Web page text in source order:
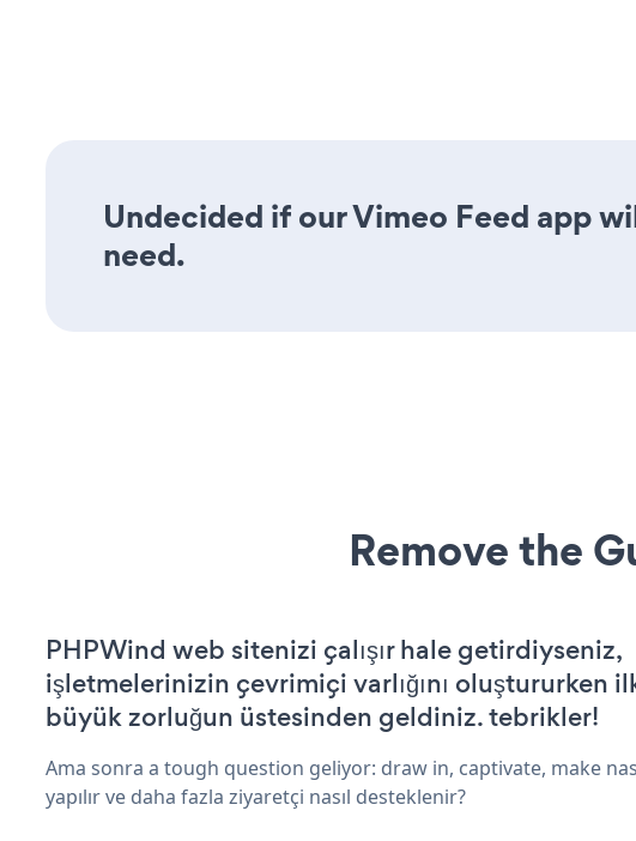
Undecided if our Vimeo Feed app
need.
Remove the
PHPWind web sitenizi çalışır hale getirdiyseniz,
işletmelerinizin çevrimiçi varlığını oluştururken
büyük zorluğun üstesinden geldiniz. tebrikler!
Ama sonra a tough question geliyor: draw in, captivate, make
yapılır ve daha fazla ziyaretçi nasıl desteklenir?